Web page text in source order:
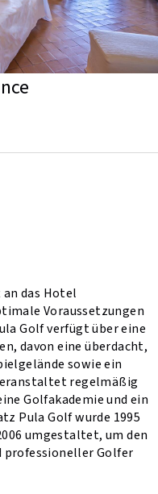
das Hotel
Voraussetzungen
Golf verfügt über eine
davon eine überdacht,
sowie ein
regelmäßig
Golfakademie und ein
Pula Golf wurde 1995
umgestaltet, um den
Golfer